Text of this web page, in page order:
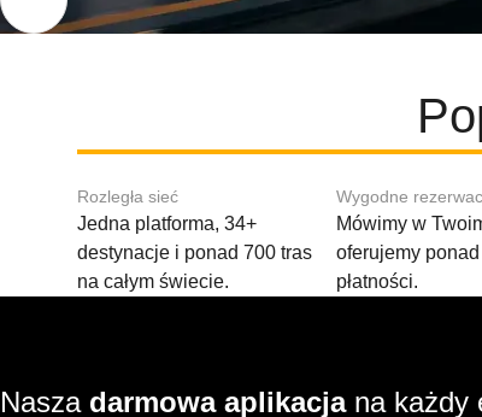
Rozległa sieć
Jedna platforma, 34+
destynacje i ponad 700 tras
na całym świecie.
Wygodne
Mówimy w
oferujemy
płatności.
Nasza darmowa aplikacjana każdy